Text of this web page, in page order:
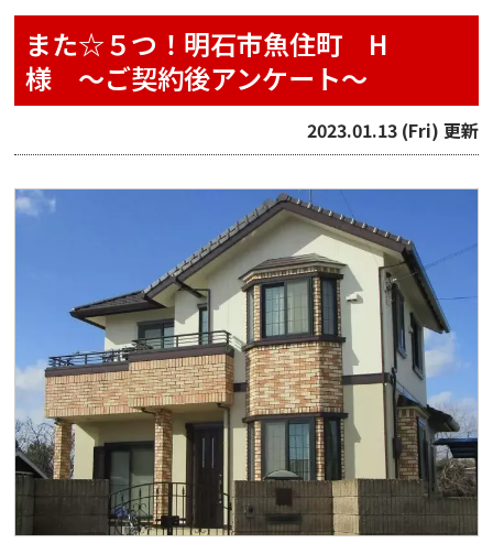
また☆５つ！明石市魚住町 H
様 〜ご契約後アンケート〜
2023.01.13 (Fri) 更新